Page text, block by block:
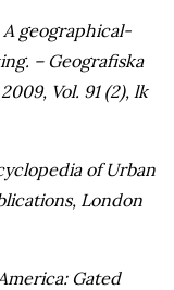
A geographical-
– Geografiska
Vol. 91 (2), lk
of Urban
London
Gated